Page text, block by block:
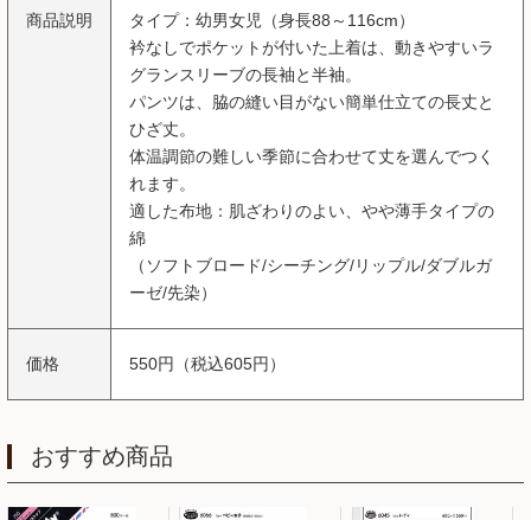
商品説明
タイプ：幼男女児（身長88～116cm）
衿なしでポケットが付いた上着は、動きやすいラ
グランスリーブの長袖と半袖。
パンツは、脇の縫い目がない簡単仕立ての長丈と
ひざ丈。
体温調節の難しい季節に合わせて丈を選んでつく
れます。
適した布地：肌ざわりのよい、やや薄手タイプの
綿
（ソフトブロード/シーチング/リップル/ダブルガ
ーゼ/先染）
価格 550円（税込605円）
おすすめ商品